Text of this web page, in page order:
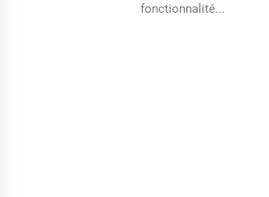
fonctionnalité...